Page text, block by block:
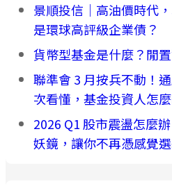
景順投信｜高油價時代
是環球高評級企業債？
貨幣型基金是什麼？閒
聯準會 3 月按兵不動！
次看懂，基金投資人怎
2026 Q1 股市震盪怎麼
妖鏡，讓你不再憑感覺